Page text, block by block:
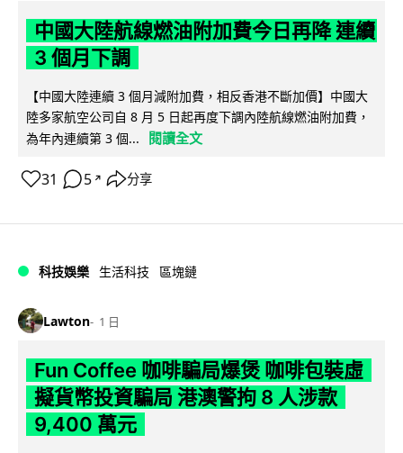
中國大陸航線燃油附加費今日再降 連續
3 個月下調
【中國大陸連續 3 個月減附加費，相反香港不斷加價】中國大
陸多家航空公司自 8 月 5 日起再度下調內陸航線燃油附加費，
為年內連續第 3 個...
閱讀全文
31 5 ↗ 分享
科技娛樂 生活科技 區塊鏈
Lawton 1 日
Fun Coffee 咖啡騙局爆煲 咖啡包裝虛
擬貨幣投資騙局 港澳警拘 8 人涉款
9,400 萬元